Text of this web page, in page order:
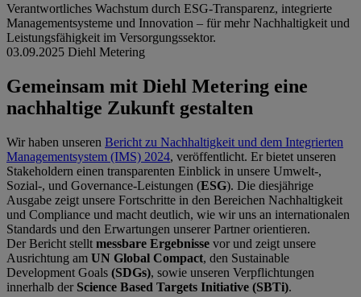
Verantwortliches Wachstum durch ESG-Transparenz, integrierte
Managementsysteme und Innovation – für mehr Nachhaltigkeit und
Leistungsfähigkeit im Versorgungssektor.
03.09.2025 Diehl Metering
Gemeinsam mit Diehl Metering eine
nachhaltige Zukunft gestalten
Wir haben unseren Bericht zu Nachhaltigkeit und dem Integrierten
Managementsystem (IMS) 2024, veröffentlicht. Er bietet unseren
Stakeholdern einen transparenten Einblick in unsere Umwelt-,
Sozial-, und Governance-Leistungen (ESG). Die diesjährige
Ausgabe zeigt unsere Fortschritte in den Bereichen Nachhaltigkeit
und Compliance und macht deutlich, wie wir uns an internationalen
Standards und den Erwartungen unserer Partner orientieren.
Der Bericht stellt messbare Ergebnisse vor und zeigt unsere
Ausrichtung am UN Global Compact, den Sustainable
Development Goals (SDGs), sowie unseren Verpflichtungen
innerhalb der Science Based Targets Initiative (SBTi).